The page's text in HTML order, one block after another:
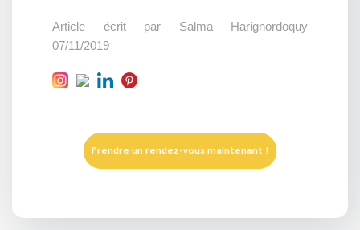
Article écrit par Salma Harignordoquy
07/11/2019
Prendre un rendez-vous maintenant !